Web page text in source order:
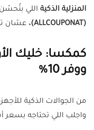
المنزلية الذكية اللي بتُحسّن
(ALLCOUPONAT)،
عشان
كمكسا: خليك
ووفر 10%
من الجوالات الذكية
واجلب اللي تحتاجه بسعر